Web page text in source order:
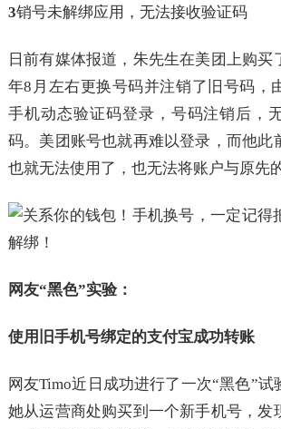
3销号未解绑应用，无法接收验证码
日前有媒体报道，朱先生在美团上购买
年8月左右更换号码并注销了旧号码，
手机动态验证码登录，号码注销后，
码。美团账号也就再难以登录，而他此
也就无法使用了，也无法将账户与原先
网友“黑色”实验：
使用旧手机号绑定的支付宝成功转账
网友Timo近日成功进行了一次“黑色”试
她从运营商处购买到一个新手机号，发